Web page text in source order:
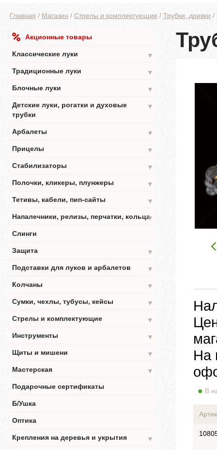
Главная / Магазин / Стрелы и комплектующие / Трубки, древки /
Акционные товары
Классические луки
▼
Традиционные луки
▼
Блочные луки
▼
Детские луки, рогатки и духовые
трубки
▼
Арбалеты
▼
Прицелы
▼
Стабилизаторы
▼
Полочки, кликеры, плунжеры
▼
Тетивы, кабели, пип-сайты
▼
Напалечники, релизы, перчатки, кольца▼
Слинги
Защита
▼
Подставки для луков и арбалетов
▼
Колчаны
▼
Сумки, чехлы, тубусы, кейсы
▼
Стрелы и комплектующие
▼
Инструменты
▼
Щиты и мишени
▼
Мастерская
▼
Подарочные сертификаты
Б/Ушка
Оптика
Крепления на деревья и укрытия
▼
На
В